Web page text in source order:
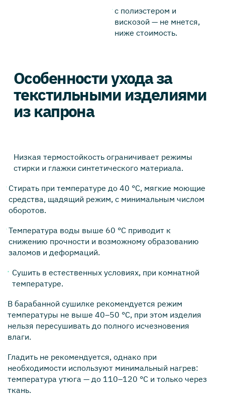
с полиэстером и
вискозой — не мнется,
ниже стоимость.
Особенности ухода за
текстильными изделиями
из капрона
Низкая термостойкость ограничивает режимы
стирки и глажки синтетического материала.
Стирать при температуре до 40 °C, мягкие моющие
средства, щадящий режим, с минимальным числом
оборотов.
Температура воды выше 60 °C приводит к
снижению прочности и возможному образованию
заломов и деформаций.
Сушить в естественных условиях, при комнатной
температуре.
В барабанной сушилке рекомендуется режим
температуры не выше 40–50 °C, при этом изделия
нельзя пересушивать до полного исчезновения
влаги.
Гладить не рекомендуется, однако при
необходимости используют минимальный нагрев:
температура утюга — до 110–120 °C и только через
ткань.